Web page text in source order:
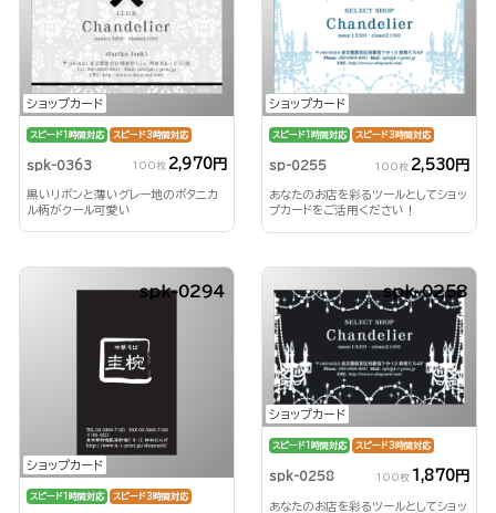
ショップカード
スピード1時間対応 スピード3時間対応
spk-0363 100枚 2,970円
黒いリボンと薄いグレー地のボタニカ
ル柄がクール可愛い
ショップカード
スピード1時間対応 スピード3時間対応
sp-0255 100枚 2,530円
あなたのお店を彩るツールとしてショッ
プカードをご活用ください！
ショップカード
spk-0294
スピード1時間対応 スピード3時間対応
ショップカード
spk-0258
スピード1時間対応 スピード3時間対応
spk-0258 100枚 1,870円
あなたのお店を彩るツールとしてショッ